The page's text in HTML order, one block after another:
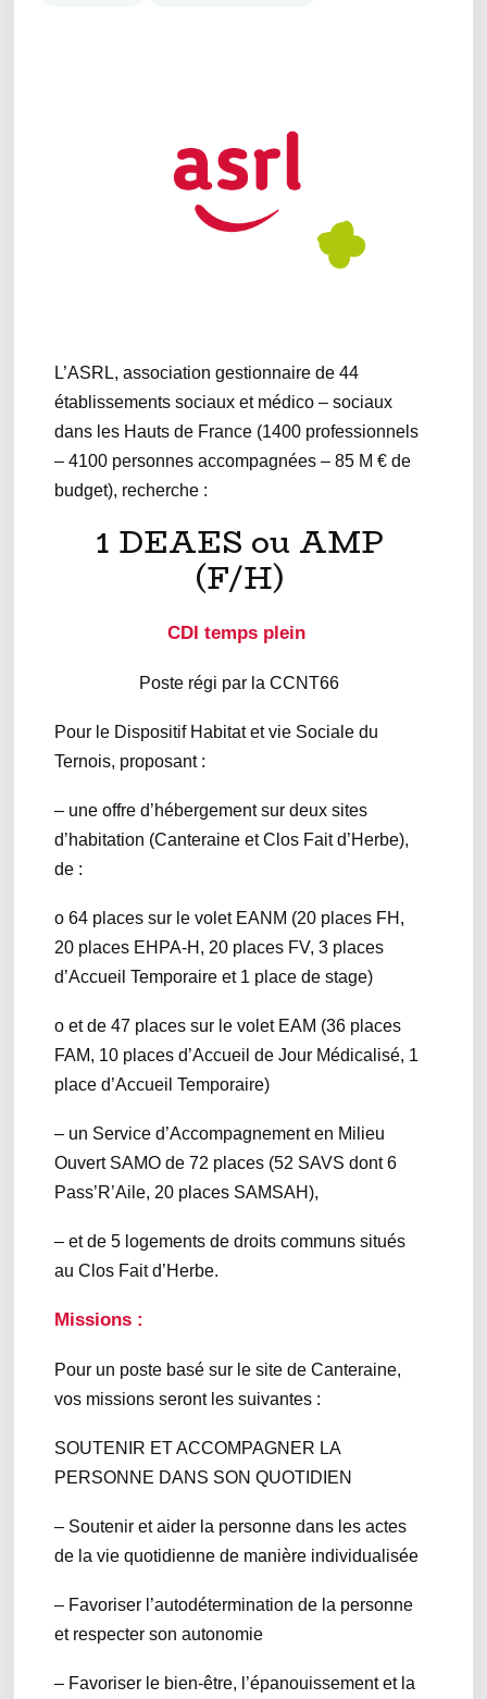
L’ASRL, association gestionnaire de 44
établissements sociaux et médico – sociaux
dans les Hauts de France (1400 professionnels
– 4100 personnes accompagnées – 85 M € de
budget), recherche :
1 DEAES ou AMP
(F/H)
CDI temps plein
Poste régi par la CCNT66
Pour le Dispositif Habitat et vie Sociale du
Ternois, proposant :
– une offre d’hébergement sur deux sites
d’habitation (Canteraine et Clos Fait d’Herbe),
de :
o 64 places sur le volet EANM (20 places FH,
20 places EHPA-H, 20 places FV, 3 places
d’Accueil Temporaire et 1 place de stage)
o et de 47 places sur le volet EAM (36 places
FAM, 10 places d’Accueil de Jour Médicalisé, 1
place d’Accueil Temporaire)
– un Service d’Accompagnement en Milieu
Ouvert SAMO de 72 places (52 SAVS dont 6
Pass’R’Aile, 20 places SAMSAH),
– et de 5 logements de droits communs situés
au Clos Fait d’Herbe.
Missions :
Pour un poste basé sur le site de Canteraine,
vos missions seront les suivantes :
SOUTENIR ET ACCOMPAGNER LA
PERSONNE DANS SON QUOTIDIEN
– Soutenir et aider la personne dans les actes
de la vie quotidienne de manière individualisée
– Favoriser l’autodétermination de la personne
et respecter son autonomie
– Favoriser le bien-être, l’épanouissement et la